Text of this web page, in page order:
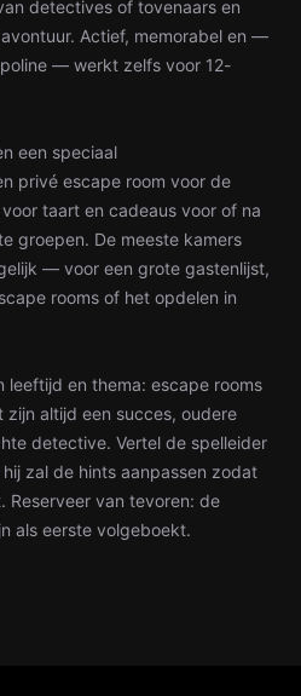
detectives of tovenaars en
Actief, memorabel en —
— werkt zelfs voor 12-
een speciaal
privé escape room voor de
taart en cadeaus voor of na
groepen. De meeste kamers
— voor een grote gastenlijst,
rooms of het opdelen in
leeftijd en thema: escape rooms
altijd een succes, oudere
detective. Vertel de spelleider
zal de hints aanpassen zodat
Reserveer van tevoren: de
als eerste volgeboekt.